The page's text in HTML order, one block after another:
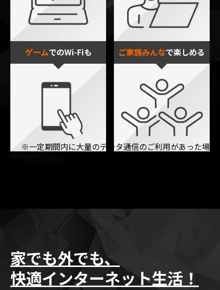
ゲームでのWi-Fiも ご家族みんなで楽しめる
※一定期間内に大量のデータ通信のご利用があった場
家でも外でも、
快適インターネット生活！